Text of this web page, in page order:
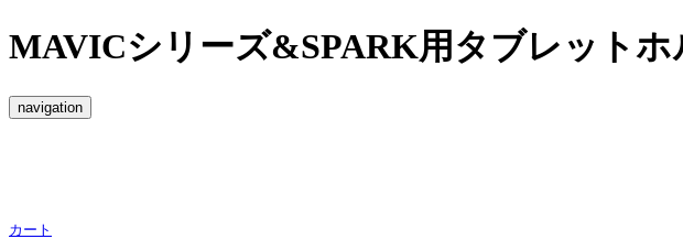
MAVICシリーズ&SPARK用タブレット
navigation
カート